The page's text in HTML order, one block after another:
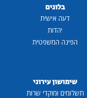
בלוגים
דעה אישית
יהדות
הפינה המשפטית
שימושון עירוני
תשלומים ומוקדי שרות